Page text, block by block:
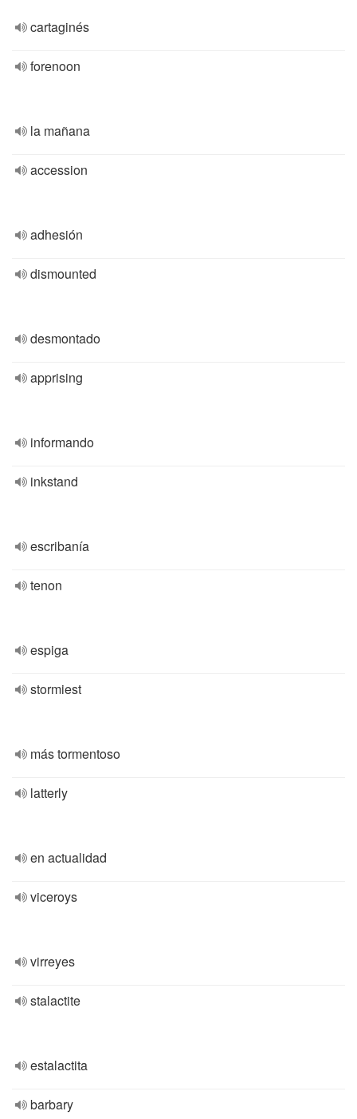
cartaginés
forenoon
la mañana
accession
adhesión
dismounted
desmontado
apprising
informando
inkstand
escribanía
tenon
espiga
stormiest
más tormentoso
latterly
en actualidad
viceroys
virreyes
stalactite
estalactita
barbary